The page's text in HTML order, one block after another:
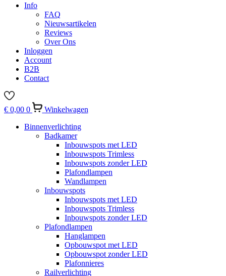
Info
FAQ
Nieuwsartikelen
Reviews
Over Ons
Inloggen
Account
B2B
Contact
€ 0,00 0
Winkelwagen
Binnenverlichting
Badkamer
Inbouwspots met LED
Inbouwspots Trimless
Inbouwspots zonder LED
Plafondlampen
Wandlampen
Inbouwspots
Inbouwspots met LED
Inbouwspots Trimless
Inbouwspots zonder LED
Plafondlampen
Hanglampen
Opbouwspot met LED
Opbouwspot zonder LED
Plafonnieres
Railverlichting